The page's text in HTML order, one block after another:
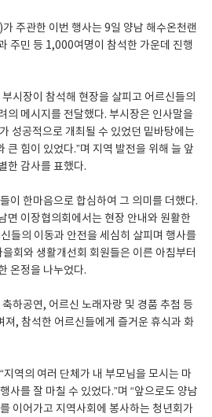
주관한 이번 행사는 9일 양남 해수온천랜
주민 등 1,000여명이 참석한 가운데 진행
시장이 참석해 현장을 살피고 어르신들의
의 메시지를 전달했다. 부시장은 인사말을
성공적으로 개최될 수 있었던 밑바탕에는
큰 힘이 있었다.”며 지역 발전을 위해 늘 앞
한 감사를 표했다.
이 한마음으로 합심하여 그 의미를 더했다.
면 이장협의회에서는 현장 안내와 원활한
들의 이동과 안전을 세심히 살피며 행사를
회와 생활개선회 회원들은 이른 아침부터
온정을 나누었다.
하공연, 어르신 노래자랑 및 경품 추첨 등
져, 참석한 어르신들에게 즐거운 휴식과 화
지역의 여러 단체가 내 부모님을 모시는 마
사를 잘 마칠 수 있었다.”며 “앞으로도 양남
이어가고 지역사회에 봉사하는 청년회가